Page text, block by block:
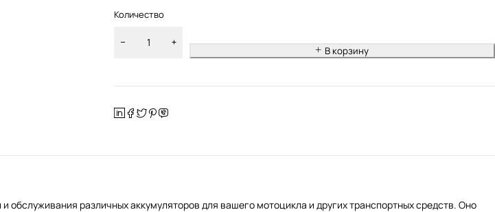
Количество
В корзину
обслуживания различных аккумуляторов для вашего мотоцикла и других транспортных средств. Оно